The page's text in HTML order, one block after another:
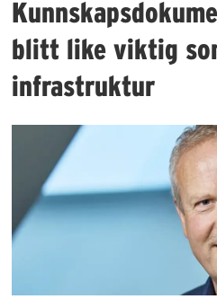
blitt like viktig
infrastruktur